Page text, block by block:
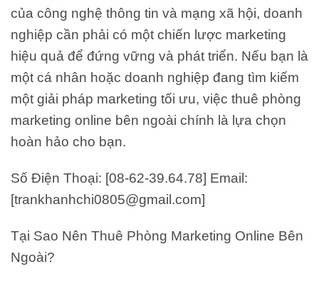
của công nghệ thông tin và mạng xã hội, doanh
nghiệp cần phải có một chiến lược marketing
hiệu quả để đứng vững và phát triển. Nếu bạn là
một cá nhân hoặc doanh nghiệp đang tìm kiếm
một giải pháp marketing tối ưu, việc thuê phòng
marketing online bên ngoài chính là lựa chọn
hoàn hảo cho bạn.
Số Điện Thoại: [08-62-39.64.78] Email:
[trankhanhchi0805@gmail.com]
Tại Sao Nên Thuê Phòng Marketing Online Bên
Ngoài?